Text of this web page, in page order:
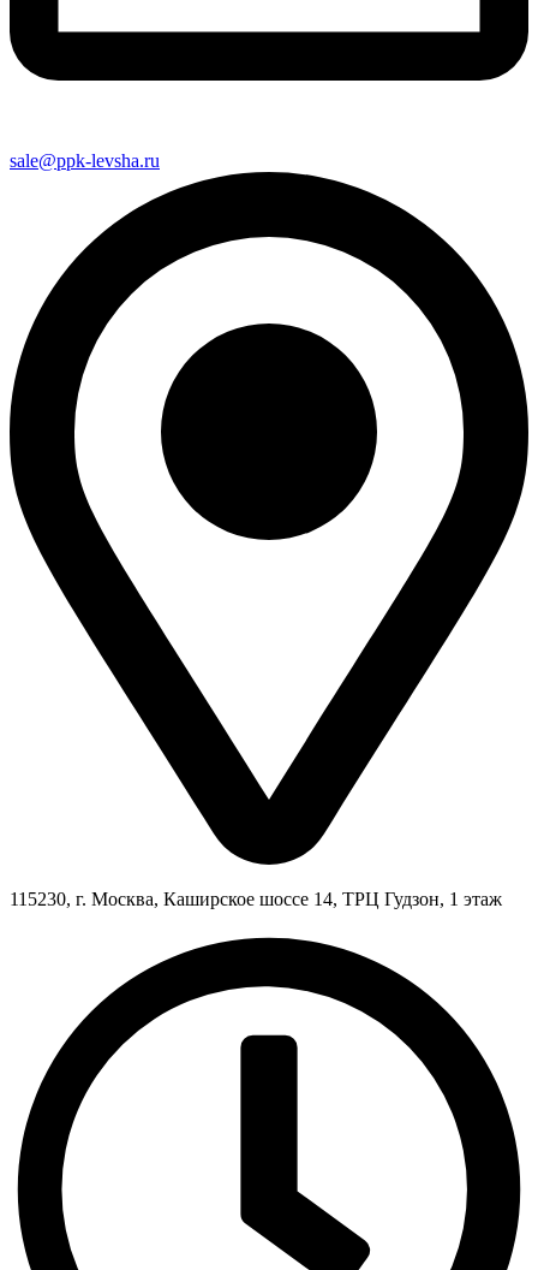
sale@ppk-levsha.ru
115230, г. Москва, Каширское шоссе 14, ТРЦ Гудзон, 1 этаж